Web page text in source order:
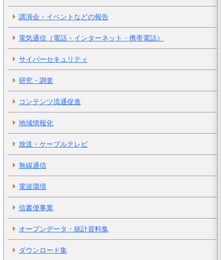
講演会・イベントなどの報告
電気通信（電話・インターネット・携帯電話）
サイバーセキュリティ
研究・調査
コンテンツ流通促進
地域情報化
放送・ケーブルテレビ
無線通信
電波環境
信書便事業
オープンデータ・統計資料集
ダウンロード集